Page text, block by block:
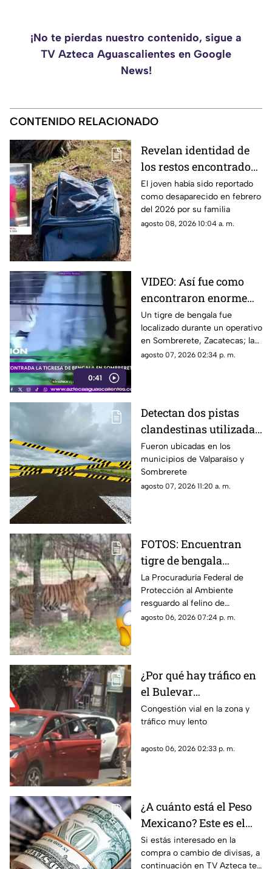
¡No te pierdas nuestro contenido, sigue a
TV Azteca Aguascalientes en Google
News!
CONTENIDO RELACIONADO
Revelan identidad de
los restos encontrados
en una maleta en
Villanueva; era un
joven de 17 años con
ficha de búsqueda
El joven había sido reportado
como desaparecido en febrero
del 2026 por su familia
agosto 08, 2026 10:04 a. m.
0:41
VIDEO: Así fue como
encontraron enorme
tigre de bengala en un
campamento de grupos
delictivos en Zacatecas
Un tigre de bengala fue
localizado durante un operativo
en Sombrerete, Zacatecas; la
Profepa trasladó al ejemplar a
agosto 07, 2026 02:34 p. m.
Detectan dos pistas
clandestinas utilizadas
por aeronaves de
grupos delictivos en
Zacatecas
Fueron ubicadas en los
municipios de Valparaíso y
Sombrerete
agosto 07, 2026 11:20 a. m.
FOTOS: Encuentran
tigre de bengala
durante operativo en
Zacatecas ¿Era de un
líder criminal?
La Procuraduría Federal de
Protección al Ambiente
resguardo al felino de
aproximadamente dos años de
agosto 06, 2026 07:24 p. m.
¿Por qué hay tráfico en
el Bulevar
Metropolitano?
Reportan percance vial
Zacatecas
Congestión vial en la zona y
tráfico muy lento
agosto 06, 2026 02:33 p. m.
¿A cuánto está el Peso
Mexicano? Este es el
precio del dólar hoy
jueves 6 de agosto en
Si estás interesado en la
compra o cambio de divisas, a
continuación en TV Azteca te